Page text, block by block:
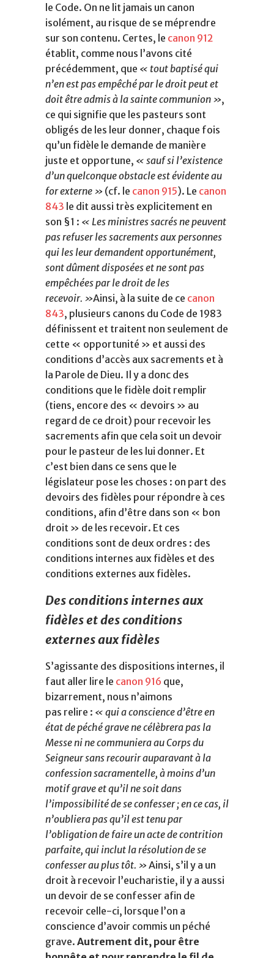
le Code. On ne lit jamais un canon
isolément, au risque de se méprendre
sur son contenu. Certes, le canon 912
établit, comme nous l’avons cité
précédemment, que « tout baptisé qui
n’en est pas empêché par le droit peut et
doit être admis à la sainte communion »,
ce qui signifie que les pasteurs sont
obligés de les leur donner, chaque fois
qu’un fidèle le demande de manière
juste et opportune, « sauf si l’existence
d’un quelconque obstacle est évidente au
for externe » (cf. le canon 915). Le canon
843 le dit aussi très explicitement en
son §1 : « Les ministres sacrés ne peuvent
pas refuser les sacrements aux personnes
qui les leur demandent opportunément,
sont dûment disposées et ne sont pas
empêchées par le droit de les
recevoir. »Ainsi, à la suite de ce canon
843, plusieurs canons du Code de 1983
définissent et traitent non seulement de
cette « opportunité » et aussi des
conditions d’accès aux sacrements et à
la Parole de Dieu. Il y a donc des
conditions que le fidèle doit remplir
(tiens, encore des « devoirs » au
regard de ce droit) pour recevoir les
sacrements afin que cela soit un devoir
pour le pasteur de les lui donner. Et
c’est bien dans ce sens que le
législateur pose les choses : on part des
devoirs des fidèles pour répondre à ces
conditions, afin d’être dans son « bon
droit » de les recevoir. Et ces
conditions sont de deux ordres : des
conditions internes aux fidèles et des
conditions externes aux fidèles.
Des conditions internes aux
fidèles et des conditions
externes aux fidèles
S’agissante des dispositions internes, il
faut aller lire le canon 916 que,
bizarrement, nous n’aimons
pas relire : « qui a conscience d’être en
état de péché grave ne célèbrera pas la
Messe ni ne communiera au Corps du
Seigneur sans recourir auparavant à la
confession sacramentelle, à moins d’un
motif grave et qu’il ne soit dans
l’impossibilité de se confesser ; en ce cas, il
n’oubliera pas qu’il est tenu par
l’obligation de faire un acte de contrition
parfaite, qui inclut la résolution de se
confesser au plus tôt. » Ainsi, s’il y a un
droit à recevoir l’eucharistie, il y a aussi
un devoir de se confesser afin de
recevoir celle-ci, lorsque l’on a
conscience d’avoir commis un péché
grave. Autrement dit, pour être